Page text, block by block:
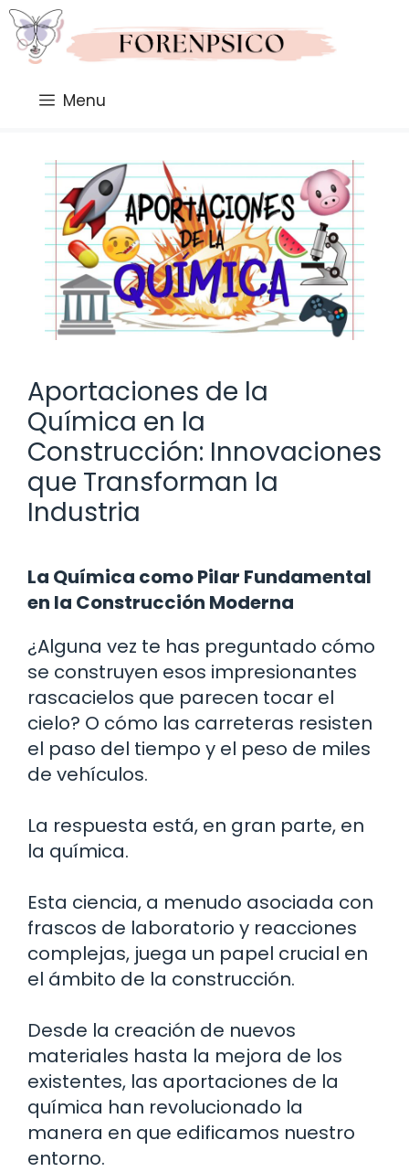
Saltar
al
contenido
Menu
Aportaciones de la
Química en la
Construcción: Innovaciones
que Transforman la
Industria
La Química como Pilar Fundamental
en la Construcción Moderna
¿Alguna vez te has preguntado cómo
se construyen esos impresionantes
rascacielos que parecen tocar el
cielo? O cómo las carreteras resisten
el paso del tiempo y el peso de miles
de vehículos.
La respuesta está, en gran parte, en
la química.
Esta ciencia, a menudo asociada con
frascos de laboratorio y reacciones
complejas, juega un papel crucial en
el ámbito de la construcción.
Desde la creación de nuevos
materiales hasta la mejora de los
existentes, las aportaciones de la
química han revolucionado la
manera en que edificamos nuestro
entorno.